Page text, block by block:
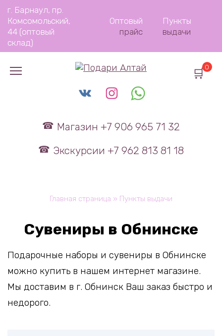
Перейти
содержанию
г. Барнаул, пр.
Комсомольский,
44 (оптовый
склад)
Оптовый
прайс
Пункты
выдачи
Магазин +7 906 965 71 32
Экскурсии +7 962 813 81 18
0
Главная страница » Пункты выдачи
Сувениры в Обнинске
Подарочные наборы и сувениры в Обнинске
можно купить в нашем интернет магазине.
Мы доставим в г. Обнинск Ваш заказ быстро и
недорого.